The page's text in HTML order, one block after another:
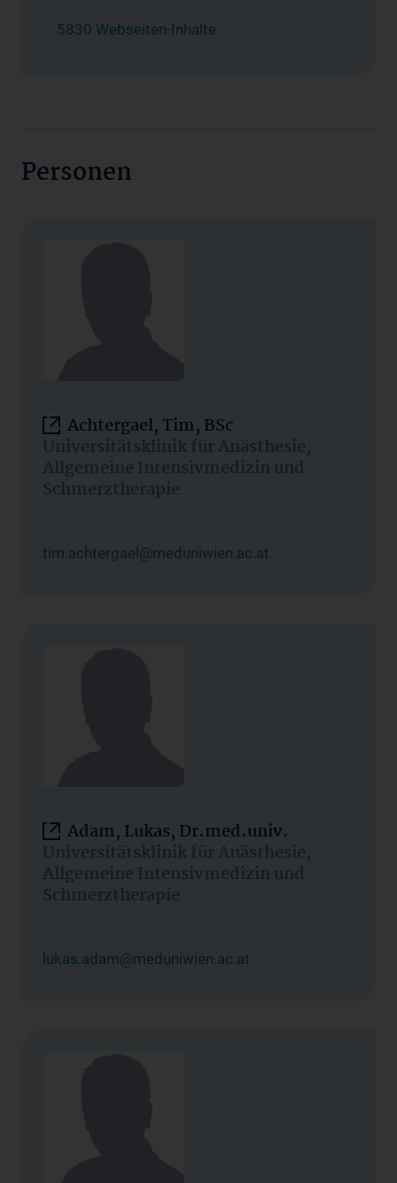
5830 Webseiten-Inhalte
Personen
Achtergael, Tim, BSc
Universitätsklinik für Anästhesie,
Allgemeine Intensivmedizin und
Schmerztherapie
tim.achtergael@meduniwien.ac.at
Adam, Lukas, Dr.med.univ.
Universitätsklinik für Anästhesie,
Allgemeine Intensivmedizin und
Schmerztherapie
lukas.adam@meduniwien.ac.at